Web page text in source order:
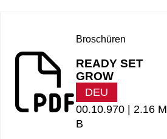
Broschüren
READY SET
GROW
DEU
00.10.970 | 2.16 M
B